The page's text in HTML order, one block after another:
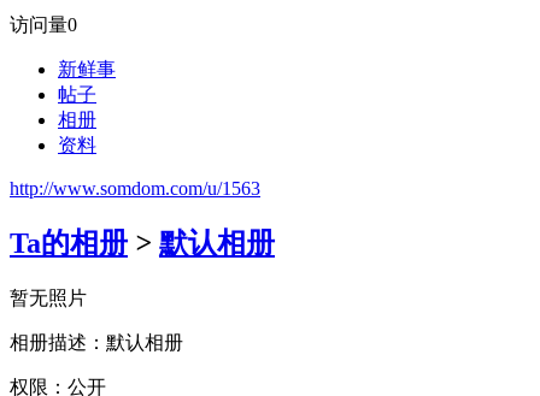
访问量0
新鲜事
帖子
相册
资料
http://www.somdom.com/u/1563
Ta的相册 > 默认相册
暂无照片
相册描述：默认相册
权限：公开